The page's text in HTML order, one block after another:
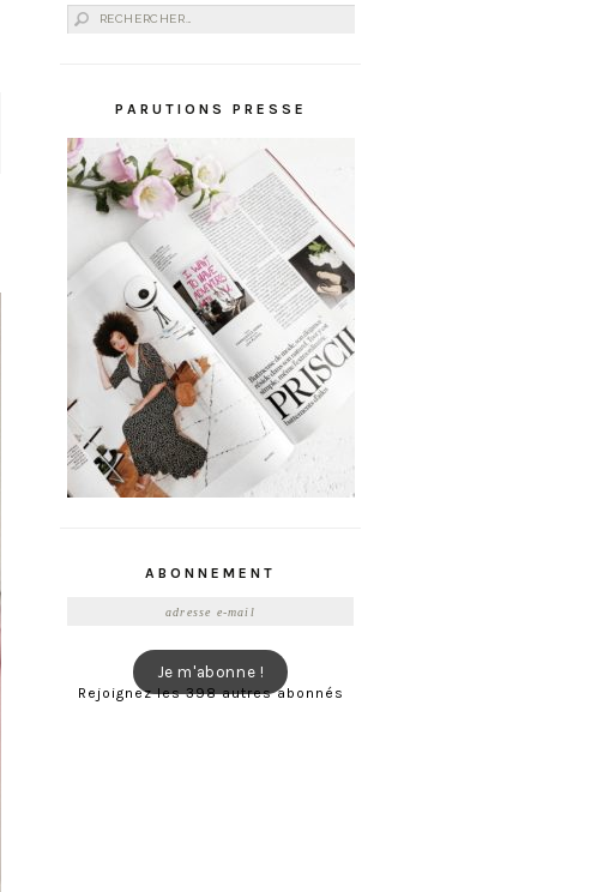
Rechercher :
PARUTIONS PRESSE
ABONNEMENT
Je m'abonne !
Rejoignez les 398 autres abonnés